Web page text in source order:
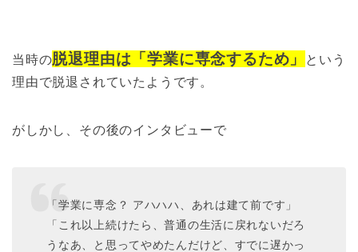
当時の脱退理由は「学業に専念するため」
という
理由で脱退されていたようです。
がしかし、その後のインタビューで
「学業に専念？ アハハハ、あれは建て前です」
「これ以上続けたら、普通の生活に戻れないだろ
うなあ、と思ってやめたんだけど、すでに遅かっ